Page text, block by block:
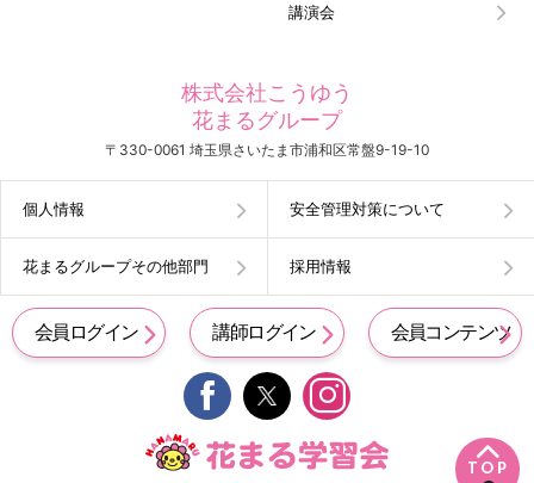
TOP
講演会
株式会社こうゆう
花まるグループ
〒330-0061 埼玉県さいたま市浦和区常盤9-19-10
個人情報 安全管理対策について
花まるグループその他部門 採用情報
会員ログイン 講師ログイン 会員コンテンツ
 